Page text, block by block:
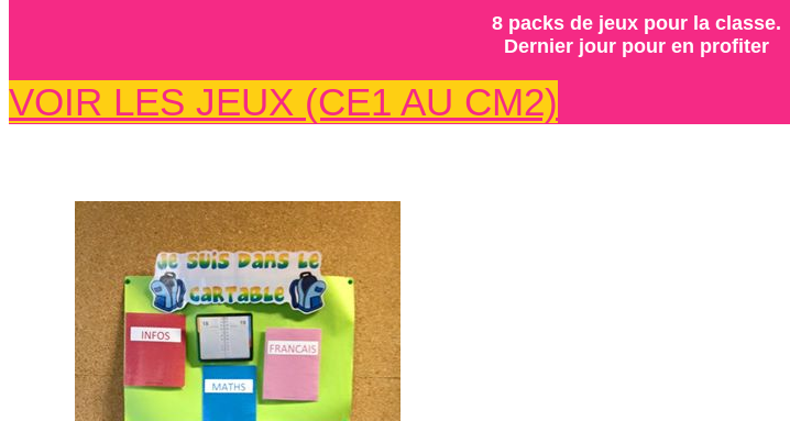
8 packs de jeux pour la classe.
Dernier jour pour en profiter
VOIR LES JEUX (CE1 AU CM2)